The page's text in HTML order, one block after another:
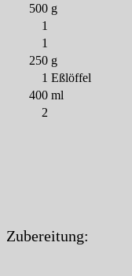
500 g
1
1
250 g
1 Eßlöffel
400 ml
2
Zubereitung: